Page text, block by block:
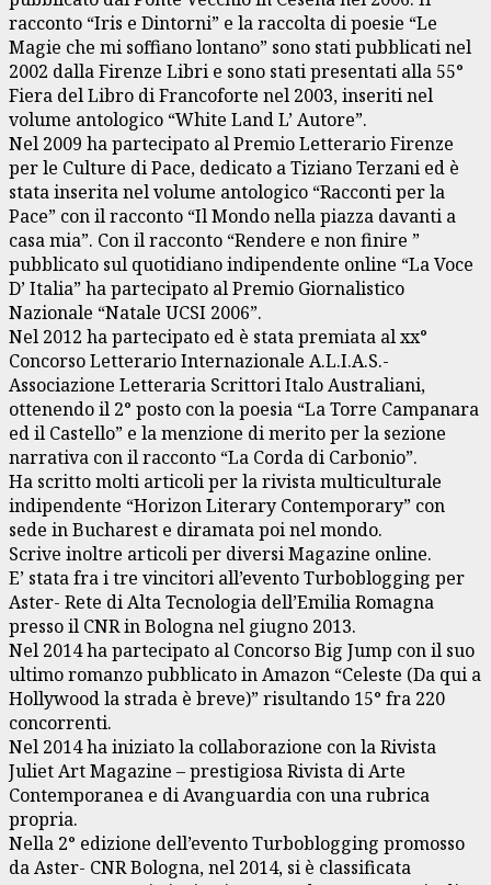
racconto “Iris e Dintorni” e la raccolta di poesie “Le
Magie che mi soffiano lontano” sono stati pubblicati nel
2002 dalla Firenze Libri e sono stati presentati alla 55°
Fiera del Libro di Francoforte nel 2003, inseriti nel
volume antologico “White Land L’ Autore”.
Nel 2009 ha partecipato al Premio Letterario Firenze
per le Culture di Pace, dedicato a Tiziano Terzani ed è
stata inserita nel volume antologico “Racconti per la
Pace” con il racconto “Il Mondo nella piazza davanti a
casa mia”. Con il racconto “Rendere e non finire ”
pubblicato sul quotidiano indipendente online “La Voce
D’ Italia” ha partecipato al Premio Giornalistico
Nazionale “Natale UCSI 2006”.
Nel 2012 ha partecipato ed è stata premiata al xx°
Concorso Letterario Internazionale A.L.I.A.S.-
Associazione Letteraria Scrittori Italo Australiani,
ottenendo il 2° posto con la poesia “La Torre Campanara
ed il Castello” e la menzione di merito per la sezione
narrativa con il racconto “La Corda di Carbonio”.
Ha scritto molti articoli per la rivista multiculturale
indipendente “Horizon Literary Contemporary” con
sede in Bucharest e diramata poi nel mondo.
Scrive inoltre articoli per diversi Magazine online.
E’ stata fra i tre vincitori all’evento Turboblogging per
Aster- Rete di Alta Tecnologia dell’Emilia Romagna
presso il CNR in Bologna nel giugno 2013.
Nel 2014 ha partecipato al Concorso Big Jump con il suo
ultimo romanzo pubblicato in Amazon “Celeste (Da qui a
Hollywood la strada è breve)” risultando 15° fra 220
concorrenti.
Nel 2014 ha iniziato la collaborazione con la Rivista
Juliet Art Magazine – prestigiosa Rivista di Arte
Contemporanea e di Avanguardia con una rubrica
propria.
Nella 2° edizione dell’evento Turboblogging promosso
da Aster- CNR Bologna, nel 2014, si è classificata